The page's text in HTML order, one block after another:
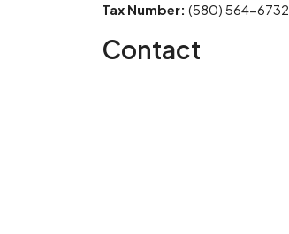
Tax Number: (580) 564-6732
Contact